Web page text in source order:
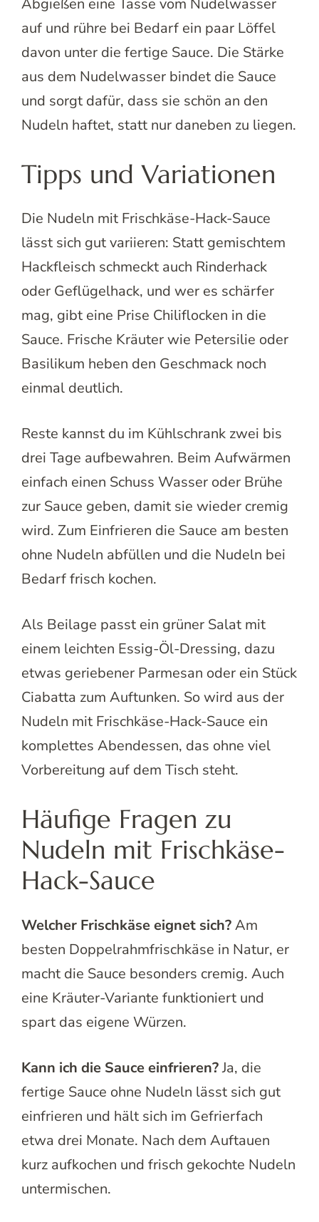
Abgießen eine Tasse vom Nudelwasser
auf und rühre bei Bedarf ein paar Löffel
davon unter die fertige Sauce. Die Stärke
aus dem Nudelwasser bindet die Sauce
und sorgt dafür, dass sie schön an den
Nudeln haftet, statt nur daneben zu liegen.
Tipps und Variationen
Die Nudeln mit Frischkäse-Hack-Sauce
lässt sich gut variieren: Statt gemischtem
Hackfleisch schmeckt auch Rinderhack
oder Geflügelhack, und wer es schärfer
mag, gibt eine Prise Chiliflocken in die
Sauce. Frische Kräuter wie Petersilie oder
Basilikum heben den Geschmack noch
einmal deutlich.
Reste kannst du im Kühlschrank zwei bis
drei Tage aufbewahren. Beim Aufwärmen
einfach einen Schuss Wasser oder Brühe
zur Sauce geben, damit sie wieder cremig
wird. Zum Einfrieren die Sauce am besten
ohne Nudeln abfüllen und die Nudeln bei
Bedarf frisch kochen.
Als Beilage passt ein grüner Salat mit
einem leichten Essig-Öl-Dressing, dazu
etwas geriebener Parmesan oder ein Stück
Ciabatta zum Auftunken. So wird aus der
Nudeln mit Frischkäse-Hack-Sauce ein
komplettes Abendessen, das ohne viel
Vorbereitung auf dem Tisch steht.
Häufige Fragen zu
Nudeln mit Frischkäse-
Hack-Sauce
Welcher Frischkäse eignet sich?Am
besten Doppelrahmfrischkäse in Natur, er
macht die Sauce besonders cremig. Auch
eine Kräuter-Variante funktioniert und
spart das eigene Würzen.
Kann ich die Sauce einfrieren?Ja, die
fertige Sauce ohne Nudeln lässt sich gut
einfrieren und hält sich im Gefrierfach
etwa drei Monate. Nach dem Auftauen
kurz aufkochen und frisch gekochte Nudeln
untermischen.